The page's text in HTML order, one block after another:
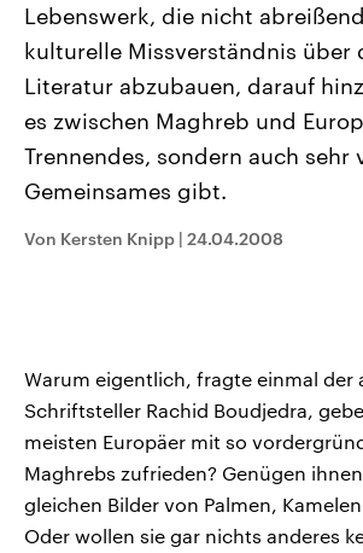
Landtagswahl Sachsen-Anhalt
Alle Informationen
Sachsen-Anhalt wählt am 6.
September 2026 einen neuen
Landtag. Seit 2021 wird das
Bundesland von einer Koalition aus
CDU, SPD und FDP regiert.-
Umfragen, Prognosen,
Wahlprogramme, aktuelle Berichte
und Hintergründe zu den Parteien
USA
den
mit
Sendungen Programm
Lebenswerk, die nicht
kulturelle Missverständnis über
Literatur abzubauen, darauf
es zwischen Maghreb und
Trennendes, sondern auch sehr
Gemeinsames gibt.
Von Kersten Knipp | 24.04.2008
Warum eigentlich, fragte einmal der
Schriftsteller Rachid Boudjedra,
meisten Europäer mit so
Maghrebs zufrieden? Genügen
gleichen Bilder von Palmen,
Oder wollen sie gar nichts anderes